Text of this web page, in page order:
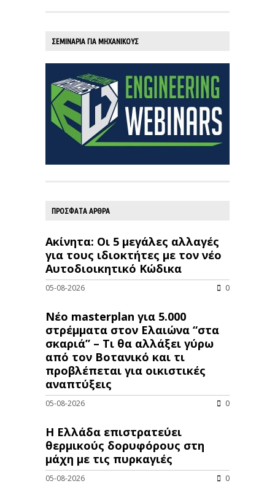
ΣΕΜΙΝΑΡΙΑ ΓΙΑ ΜΗΧΑΝΙΚΟΥΣ
ΠΡΟΣΦΑΤΑ ΑΡΘΡΑ
Ακίνητα: Οι 5 μεγάλες αλλαγές
για τους ιδιοκτήτες με τον νέο
Αυτοδιοικητικό Κώδικα
05-08-2026 0
Νέο masterplan για 5.000
στρέμματα στον Ελαιώνα “στα
σκαριά” – Τι θα αλλάξει γύρω
από τον Βοτανικό και τι
προβλέπεται για οικιστικές
αναπτύξεις
05-08-2026 0
Η Ελλάδα επιστρατεύει
θερμικούς δορυφόρους στη
μάχη με τις πυρκαγιές
05-08-2026 0